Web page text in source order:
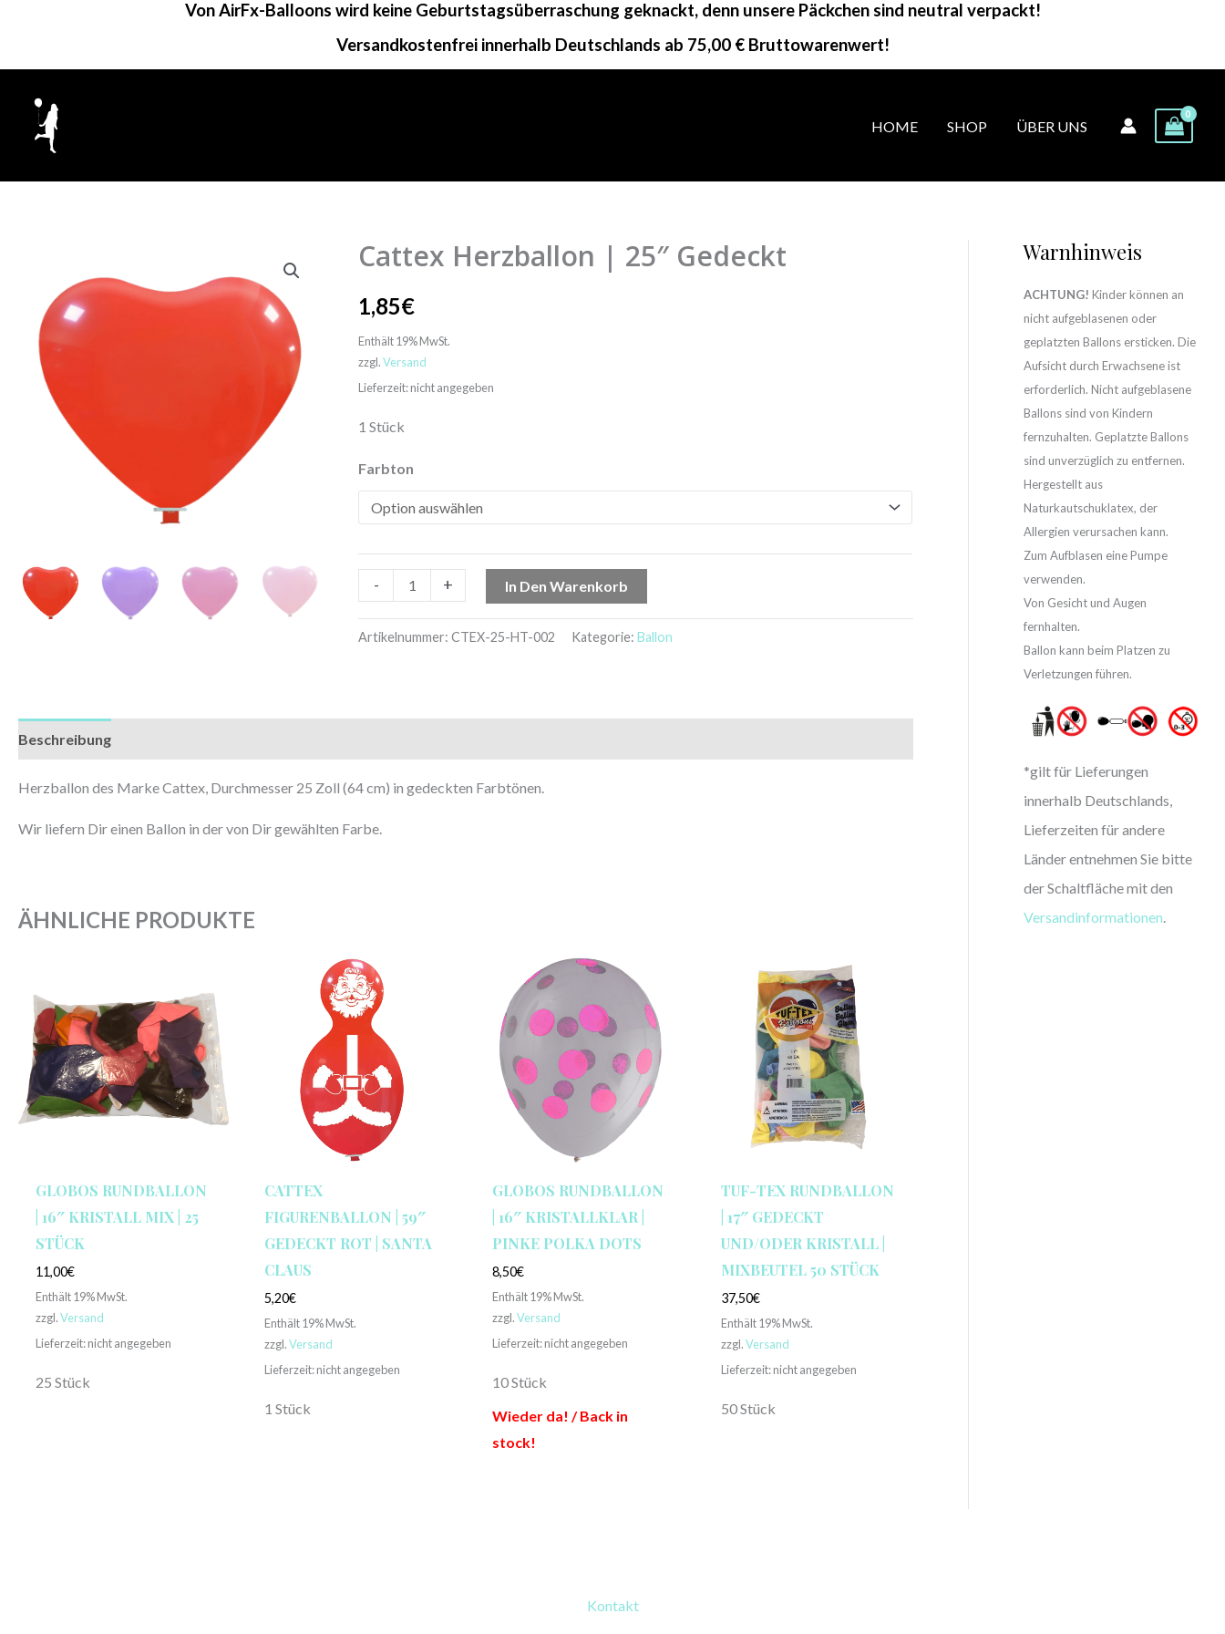
springen
Von AirFx-Balloons wird keine Geburtstagsüberraschung geknackt, denn unsere Päckchen sind neutral verpackt!
Versandkostenfrei innerhalb Deutschlands ab 75,00 € Bruttowarenwert!
HOME SHOP ÜBER UNS
Cattex Herzballon | 25″ Gedeckt
1,85€
Enthält 19% MwSt.
zzgl.Versand
Lieferzeit: nicht angegeben
1 Stück
Farbton
-
Cattex
|
Gedeckt
Menge
+ In Den Warenkorb
Artikelnummer:CTEX-25-HT-002 Kategorie:Ballon
Beschreibung
Herzballon des Marke Cattex, Durchmesser 25 Zoll (64 cm) in gedeckten Farbtönen.
Wir liefern Dir einen Ballon in der von Dir gewählten Farbe.
ÄHNLICHE PRODUKTE
GLOBOS RUNDBALLON
| 16″ KRISTALL MIX | 25
STÜCK
11,00€
Enthält 19% MwSt.
zzgl.Versand
Lieferzeit: nicht angegeben
25 Stück
CATTEX
FIGURENBALLON | 59″
GEDECKT ROT | SANTA
CLAUS
5,20€
Enthält 19% MwSt.
zzgl.Versand
Lieferzeit: nicht angegeben
1 Stück
GLOBOS RUNDBALLON
| 16″ KRISTALLKLAR |
PINKE POLKA DOTS
8,50€
Enthält 19% MwSt.
zzgl.Versand
Lieferzeit: nicht angegeben
10 Stück
Wieder da! / Back in
stock!
TUF-TEX RUNDBALLON
| 17″ GEDECKT
UND/ODER KRISTALL |
MIXBEUTEL 50 STÜCK
37,50€
Enthält 19% MwSt.
zzgl.Versand
Lieferzeit: nicht angegeben
50 Stück
Warnhinweis
ACHTUNG!Kinder können an
nicht aufgeblasenen oder
geplatzten Ballons ersticken. Die
Aufsicht durch Erwachsene ist
erforderlich. Nicht aufgeblasene
Ballons sind von Kindern
fernzuhalten. Geplatzte Ballons
sind unverzüglich zu entfernen.
Hergestellt aus
Naturkautschuklatex, der
Allergien verursachen kann.
Zum Aufblasen eine Pumpe
verwenden.
Von Gesicht und Augen
fernhalten.
Ballon kann beim Platzen zu
Verletzungen führen.
*gilt für Lieferungen
innerhalb Deutschlands,
Lieferzeiten für andere
Länder entnehmen Sie bitte
der Schaltfläche mit den
Versandinformationen
Kontakt